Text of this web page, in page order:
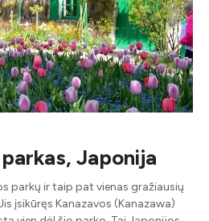
Japonija
parkų ir taip pat vienas gražiausių
įsikūręs Kanazavos (Kanazawa)